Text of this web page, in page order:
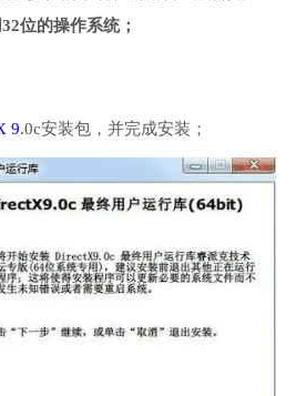
位的操作系统；
9.0c安装包，并完成安装；